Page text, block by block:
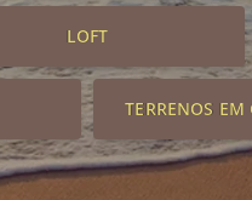
LOFT
TERRENOS